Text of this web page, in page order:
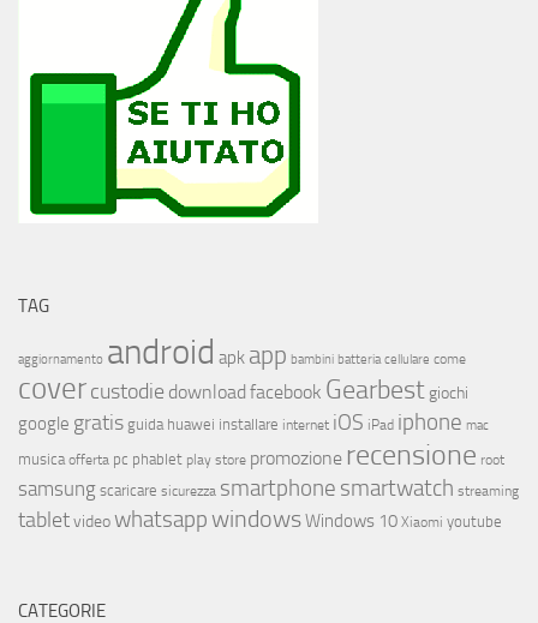
TAG
aggiornamento android apk app bambini batteria cellulare come
covercustodie download facebook Gearbest giochi
google gratis guida huawei installare internet iOS iPad iphone mac
musica offerta pc phablet play store promozione recensione root
samsungscaricare sicurezza smartphone smartwatch streaming
tabletvideowhatsappwindowsWindows 10 Xiaomi youtube
CATEGORIE